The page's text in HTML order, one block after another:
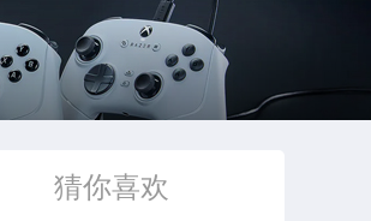
猜你喜欢